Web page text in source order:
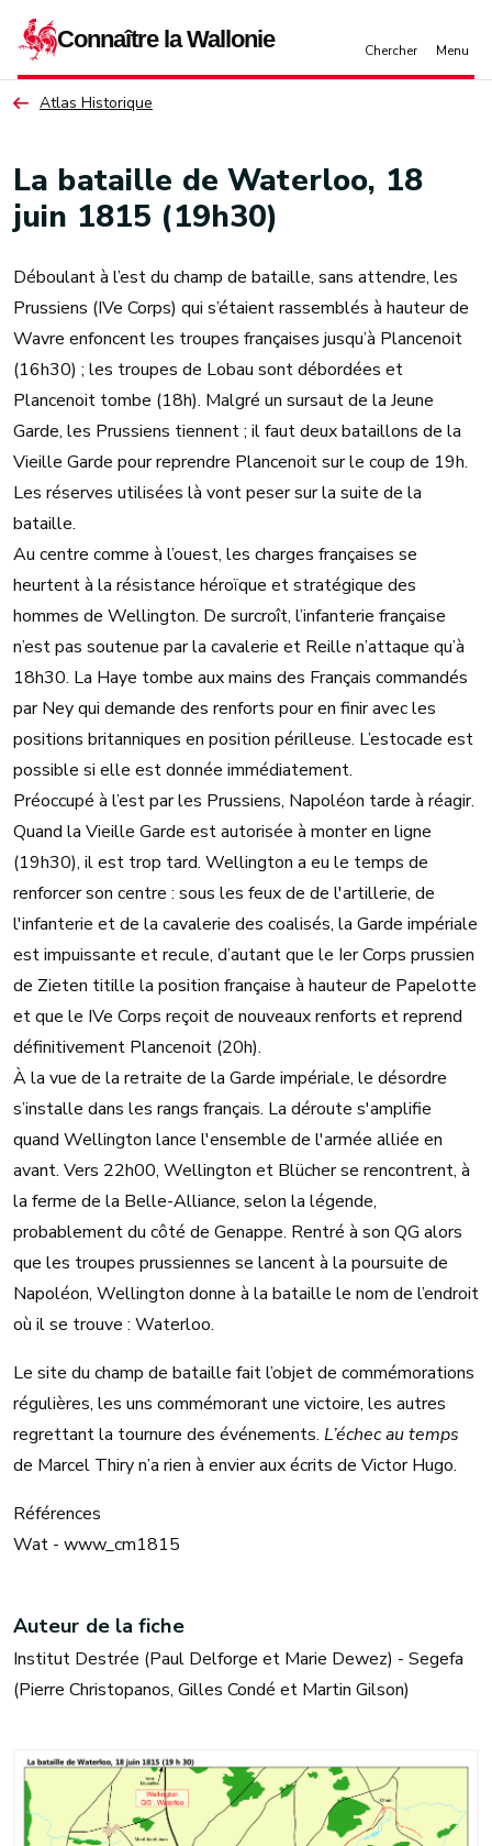
Atlas Historique
La bataille de Waterloo, 18
juin 1815 (19h30)
Déboulant à l’est du champ de bataille, sans attendre, les
Prussiens (IVe Corps) qui s’étaient rassemblés à hauteur de
Wavre enfoncent les troupes françaises jusqu’à Plancenoit
(16h30) ; les troupes de Lobau sont débordées et
Plancenoit tombe (18h). Malgré un sursaut de la Jeune
Garde, les Prussiens tiennent ; il faut deux bataillons de la
Vieille Garde pour reprendre Plancenoit sur le coup de 19h.
Les réserves utilisées là vont peser sur la suite de la
bataille.
Au centre comme à l’ouest, les charges françaises se
heurtent à la résistance héroïque et stratégique des
hommes de Wellington. De surcroît, l’infanterie française
n’est pas soutenue par la cavalerie et Reille n’attaque qu’à
18h30. La Haye tombe aux mains des Français commandés
par Ney qui demande des renforts pour en finir avec les
positions britanniques en position périlleuse. L’estocade est
possible si elle est donnée immédiatement.
Préoccupé à l’est par les Prussiens, Napoléon tarde à réagir.
Quand la Vieille Garde est autorisée à monter en ligne
(19h30), il est trop tard. Wellington a eu le temps de
renforcer son centre : sous les feux de de l'artillerie, de
l'infanterie et de la cavalerie des coalisés, la Garde impériale
est impuissante et recule, d’autant que le Ier Corps prussien
de Zieten titille la position française à hauteur de Papelotte
et que le IVe Corps reçoit de nouveaux renforts et reprend
définitivement Plancenoit (20h).
À la vue de la retraite de la Garde impériale, le désordre
s’installe dans les rangs français. La déroute s'amplifie
quand Wellington lance l'ensemble de l'armée alliée en
avant. Vers 22h00, Wellington et Blücher se rencontrent, à
la ferme de la Belle-Alliance, selon la légende,
probablement du côté de Genappe. Rentré à son QG alors
que les troupes prussiennes se lancent à la poursuite de
Napoléon, Wellington donne à la bataille le nom de l’endroit
où il se trouve : Waterloo.
Le site du champ de bataille fait l’objet de commémorations
régulières, les uns commémorant une victoire, les autres
regrettant la tournure des événements. L’échec au temps
de Marcel Thiry n’a rien à envier aux écrits de Victor Hugo.
Références
Wat - www_cm1815
Auteur de la fiche
Institut Destrée (Paul Delforge et Marie Dewez) - Segefa
(Pierre Christopanos, Gilles Condé et Martin Gilson)